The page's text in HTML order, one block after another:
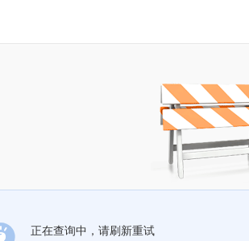
正在查询中，请刷新重试